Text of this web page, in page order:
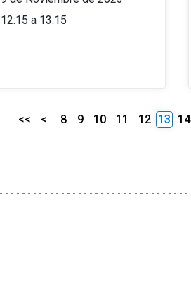
12:15 a 13:15
<< < 8 9 10 11 12 13 14